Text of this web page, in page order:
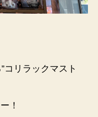
コリラックマスト
！